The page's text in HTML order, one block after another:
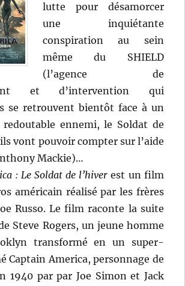
lutte pour désamorcer
une inquiétante
conspiration au sein
même du SHIELD
(l’agence de
et d’intervention qui
se retrouvent bientôt face à un
ennemi, le Soldat de
vont pouvoir compter sur l’aide
Mackie)…
: Le Soldat de l’hiver est un film
américain réalisé par les frères
Russo. Le film raconte la suite
Steve Rogers, un jeune homme
transformé en un super-
Captain America, personnage de
1940 par par Joe Simon et Jack